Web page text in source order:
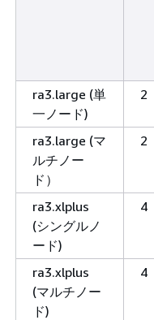
ra3.large (単
一ノード)
2
ra3.large (マ
ルチノー
ド）
2
ra3.xlplus
(シングルノ
ード)
4
ra3.xlplus
(マルチノー
ド)
4